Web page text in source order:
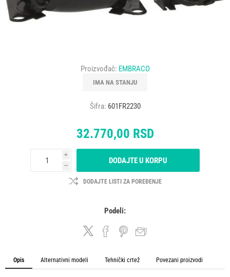
Proizvođač: EMBRACO
IMA NA STANJU
Šifra: 601FR2230
32.770,00 RSD
i
h
DODAJTE U KORPU
DODAJTE LISTI ZA POREĐENJE
Podeli:
Opis Alternativni modeli Tehnički crtež Povezani proizvodi